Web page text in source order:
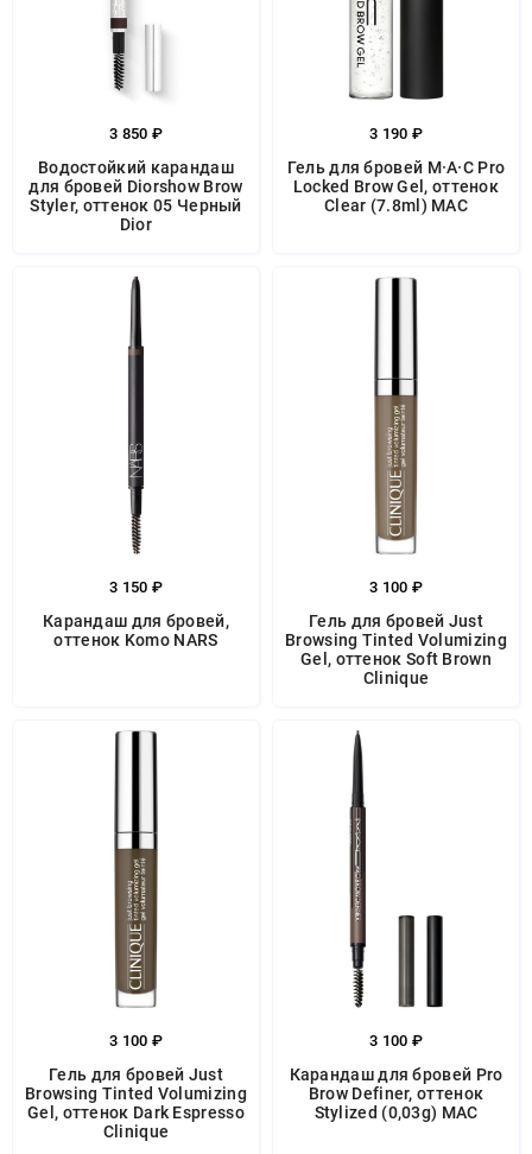
3 850 ₽
Водостойкий карандаш
для бровей Diorshow Brow
Styler, оттенок 05 Черный
Dior
3 190 ₽
Гель для бровей M·A·C Pro
Locked Brow Gel, оттенок
Clear (7.8ml) MAC
3 150 ₽
Карандаш для бровей,
оттенок Komo NARS
3 100 ₽
Гель для бровей Just
Browsing Tinted Volumizing
Gel, оттенок Soft Brown
Clinique
3 100 ₽
Гель для бровей Just
Browsing Tinted Volumizing
Gel, оттенок Dark Espresso
Clinique
3 100 ₽
Карандаш для бровей Pro
Brow Definer, оттенок
Stylized (0,03g) MAC